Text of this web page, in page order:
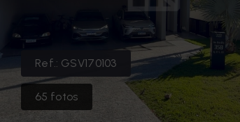
Ref.: GSV170103
65 fotos